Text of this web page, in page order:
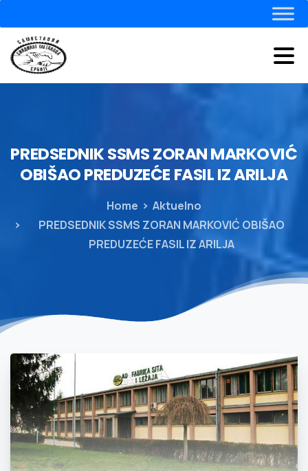
PREDSEDNIKSSMSZORANMARKOVIĆ
OBIŠAOPREDUZEĆE FASILIZARILJA
Home
Aktuelno
PREDSEDNIK SSMS ZORAN MARKOVIĆ OBIŠAO
PREDUZEĆE FASIL IZ ARILJA